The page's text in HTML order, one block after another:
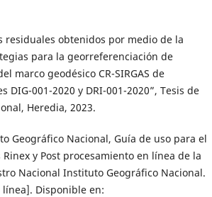
residuales obtenidos por medio de la
para la georreferenciación de
marco geodésico CR-SIRGAS de
001-2020 y DRI-001-2020”, Tesis de
Heredia, 2023.
Geográfico Nacional, Guía de uso para el
y Post procesamiento en línea de la
Nacional Instituto Geográfico Nacional.
línea]. Disponible en: